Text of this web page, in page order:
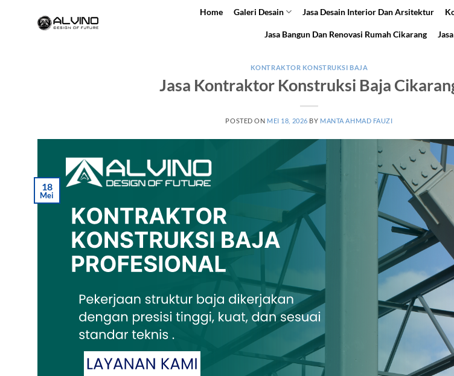
Home Galeri Desain Jasa Desain Interior Dan Arsitektur
Jasa Bangun Dan Renovasi Rumah Cikarang
KONTRAKTOR KONSTRUKSI BAJA
Jasa Kontraktor Konstruksi Baja
POSTED ON MEI 18, 2026 BY MANTA AHMAD FAUZI
18
Mei